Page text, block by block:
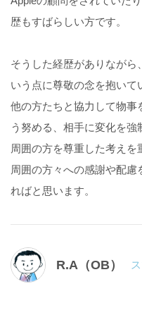
歴もすばらしい方です。
そうした経歴がありながら
いう点に尊敬の念を抱いて
他の方たちと協力して物事
う努める、相手に変化を
周囲の方を尊重した考えを
周囲の方々への感謝や配
ればと思います。
R.A（OB）